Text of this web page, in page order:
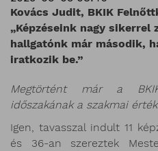
Kovács Judit, BKIK
„Képzéseink nagy sikerrel
hallgatónk már második,
iratkozik be.”
Megtörtént már a
időszakának a szakmai
Igen, tavasszal indult 11
és 36-an szereztek